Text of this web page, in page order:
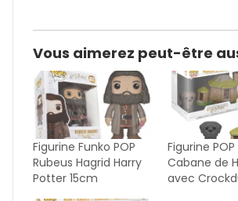
Vous aimerez peut-être
Figurine Funko POP
Rubeus Hagrid Harry
Potter 15cm
Figurine POP
Cabane de
avec